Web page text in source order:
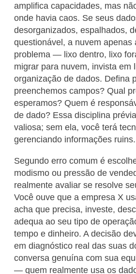
amplifica capacidades, mas
onde havia caos. Se seus
desorganizados, espalhados,
questionável, a nuvem apenas
problema — lixo dentro, lixo
migrar para nuvem, invista em
organização de dados. Defina
preenchemos campos? Qual
esperamos? Quem é
de dado? Essa disciplina
valiosa; sem ela, você terá
gerenciando informações ruins.
Segundo erro comum é
modismo ou pressão de
realmente avaliar se resolve
Você ouve que a empresa X
acha que precisa, investe,
adequa ao seu tipo de
tempo e dinheiro. A decisão
em diagnóstico real das suas
conversa genuína com sua
— quem realmente usa os